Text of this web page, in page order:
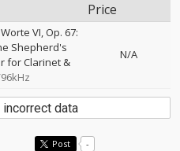
Price
VI, Op. 67:
Shepherd's
for Clarinet &
N/A
data
Post -